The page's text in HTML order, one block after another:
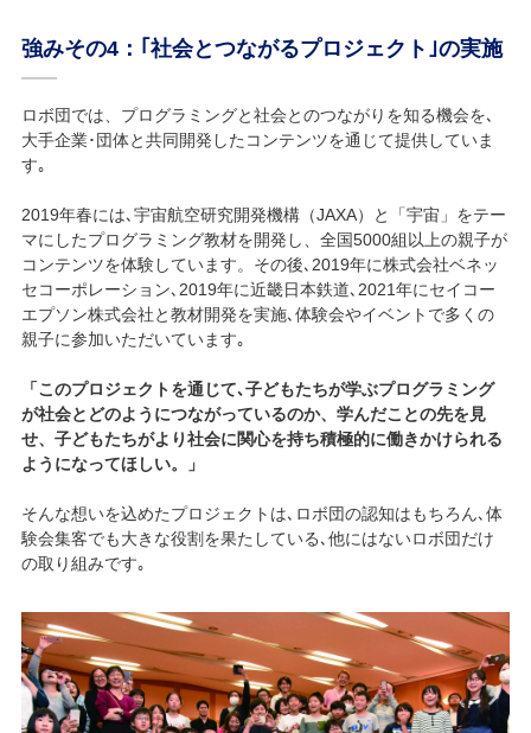
強みその4：｢社会とつながるプロジェクト｣の実施
ロボ団では、プログラミングと社会とのつながりを知る機会を､
大手企業･団体と共同開発したコンテンツを通じて提供していま
す｡
2019年春には､宇宙航空研究開発機構（JAXA）と「宇宙」をテー
マにしたプログラミング教材を開発し、全国5000組以上の親子が
コンテンツを体験しています。その後､2019年に株式会社ベネッ
セコーポレーション､2019年に近畿日本鉄道､2021年にセイコー
エプソン株式会社と教材開発を実施､体験会やイベントで多くの
親子に参加いただいています｡
「このプロジェクトを通じて､子どもたちが学ぶプログラミング
が社会とどのようにつながっているのか、学んだことの先を見
せ、子どもたちがより社会に関心を持ち積極的に働きかけられる
ようになってほしい。」
そんな想いを込めたプロジェクトは､ロボ団の認知はもちろん､体
験会集客でも大きな役割を果たしている､他にはないロボ団だけ
の取り組みです｡